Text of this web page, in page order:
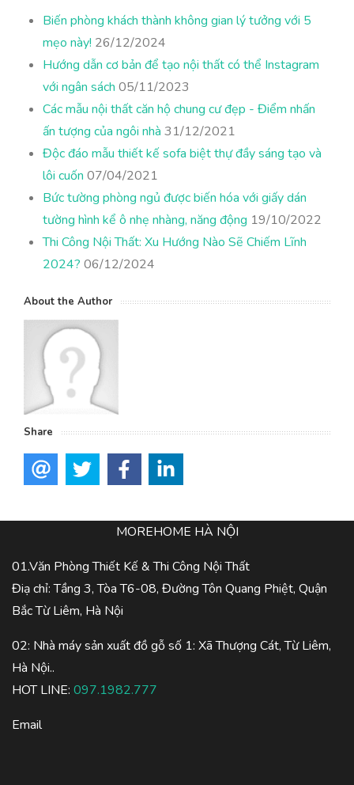
Biến phòng khách thành không gian lý tưởng với 5
mẹo này! 26/12/2024
Hướng dẫn cơ bản để tạo nội thất có thể Instagram
với ngân sách 05/11/2023
Các mẫu nội thất căn hộ chung cư đẹp - Điểm nhấn
ấn tượng của ngôi nhà 31/12/2021
Độc đáo mẫu thiết kế sofa biệt thự đầy sáng tạo và
lôi cuốn 07/04/2021
Bức tường phòng ngủ được biến hóa với giấy dán
tường hình kể ô nhẹ nhàng, năng động 19/10/2022
Thi Công Nội Thất: Xu Hướng Nào Sẽ Chiếm Lĩnh
2024? 06/12/2024
About the Author
Share
MOREHOME HÀ NỘI
01.Văn Phòng Thiết Kế & Thi Công Nội Thất
Điạ chỉ: Tầng 3, Tòa T6-08, Đường Tôn Quang Phiệt, Quận
Bắc Từ Liêm, Hà Nội
02: Nhà máy sản xuất đồ gỗ số 1: Xã Thượng Cát, Từ Liêm,
Hà Nội..
HOT LINE: 097.1982.777
Email